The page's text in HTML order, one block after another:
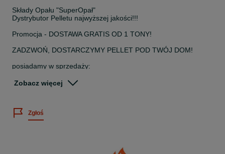
Składy Opału "SuperOpał"
Dystrybutor Pelletu najwyższej jakości!!!
Promocja - DOSTAWA GRATIS OD 1 TONY!
ZADZWOŃ, DOSTARCZYMY PELLET POD TWÓJ DOM!
posiadamy w sprzedaży:
PREMIUM SELECTION
Cena za 1 paletę
Góra Międzybórz Krośnice Milicz Trzebnica Zawonia Łozina
Zobacz więcej
Zgłoś